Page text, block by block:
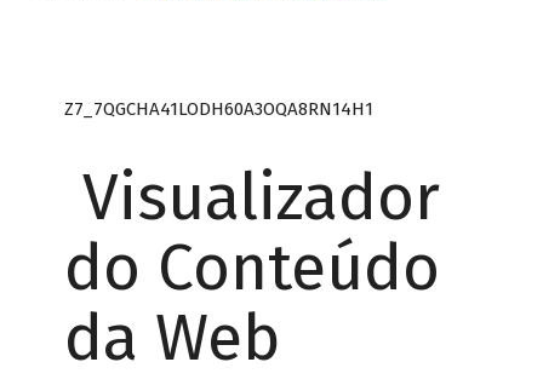
Z7_7QGCHA41LODH60A3OQA8RN14H1
Visualizador
do Conteúdo
da Web